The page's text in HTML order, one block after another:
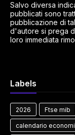
Salvo diversa
pubblicati sono
pubblicazione di
d'autore si prega
loro immediata
Labels
2026 Ftse mib
calendario